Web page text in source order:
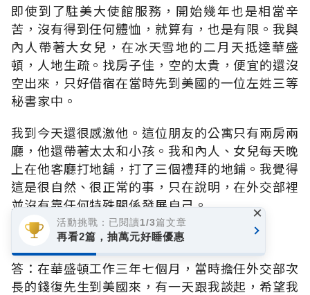
即使到了駐美大使館服務，開始幾年也是相當辛
苦，沒有得到任何體恤，就算有，也是有限。我與
內人帶著大女兒，在冰天雪地的二月天抵達華盛
頓，人地生疏。找房子佳，空的太貴，便宜的還沒
空出來，只好借宿在當時先到美國的一位左姓三等
秘書家中。
我到今天還很感激他。這位朋友的公寓只有兩房兩
廳，他還帶著太太和小孩。我和內人、女兒每天晚
上在他客廳打地舖，打了三個禮拜的地鋪。我覺得
這是很自然、很正常的事，只在說明，在外交部裡
並沒有靠任何特殊關係發展自己。
問：在什麼樣的機會下回國擔任主管職務？
答：在華盛頓工作三年七個月，當時擔任外交部次
長的錢復先生到美國來，有一天跟我談起，希望我
活動挑戰：已閱讀1/3篇文章
再看2篇，抽萬元好睡優惠
×